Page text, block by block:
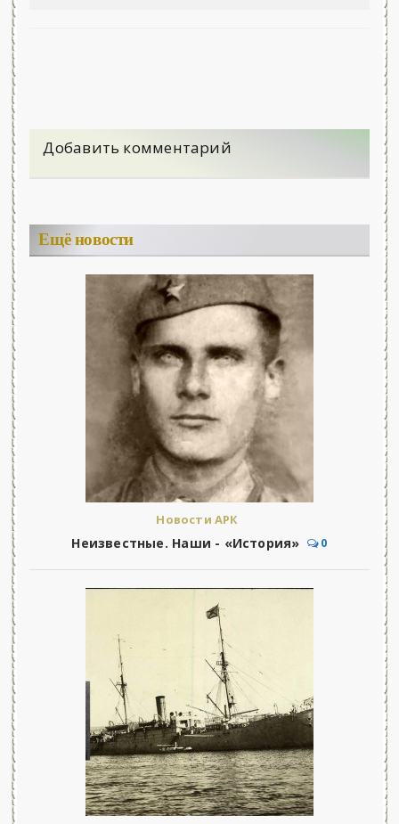
Добавить комментарий
Ещё новости
Новости АРК
Неизвестные. Наши - «История» 0